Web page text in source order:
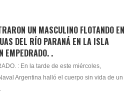
UN MASCULINO FLOTANDO EN
DEL RÍO PARANÁ EN LA ISLA
EMPEDRADO. .
: En la tarde de este miércoles,
Argentina halló el cuerpo sin vida de un